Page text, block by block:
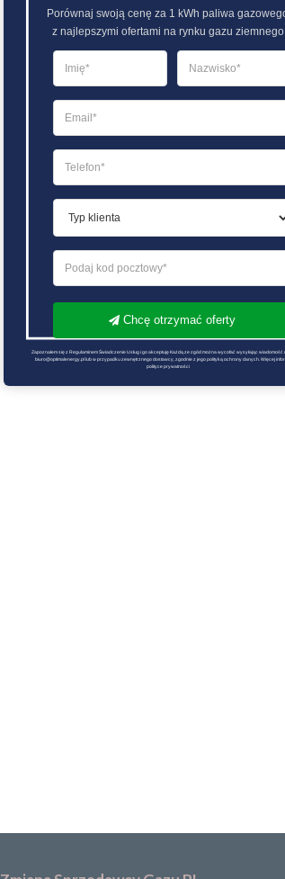
Porównaj swoją cenę za 1 kWh paliwa
z najlepszymi ofertami na rynku gazu ziemnego
Chcę otrzymać oferty
Zapoznałem się z Regulaminem Świadczenie Usług i go akceptuję Każdą ze zgód można wycofać wysyłając wiadomość
biuro@optimalenergy.pl lub w przypadku zewnętrznego dostawcy, zgodnie z jego polityką ochrony danych. Więcej
polityce prywatności